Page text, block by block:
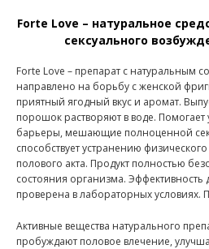
Forte Love – натуральное
сексуального
Forte Love – препарат с натуральным
направлено на борьбу с женской
приятный ягодный вкус и аромат.
порошок растворяют в воде. Помогает
барьеры, мешающие полноценной
способствует устранению
полового акта. Продукт полностью
состояния организма. Эффективность
проверена в лабораторных условиях.
Активные вещества натурального
пробуждают половое влечение,